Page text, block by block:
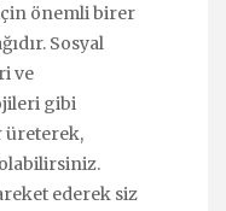
önemli birer
Sosyal
ve
gibi
üreterek,
ederek siz